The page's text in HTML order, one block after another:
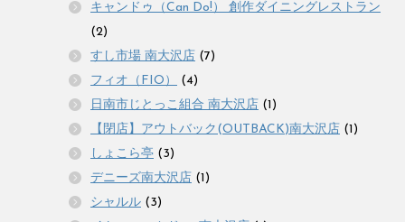
キャンドゥ（Can Do!） 創作ダイニングレストラン
(2)
すし市場 南大沢店 (7)
フィオ（FIO）
(4)
日南市じとっこ組合 南大沢店 (1)
【閉店】アウトバック(OUTBACK)南大沢店 (1)
しょこら亭 (3)
デニーズ南大沢店 (1)
シャルル (3)